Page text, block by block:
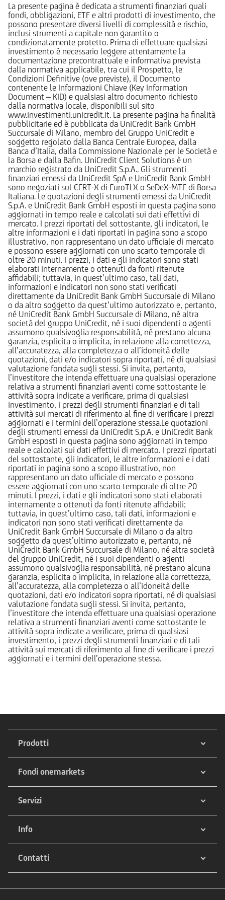
La presente pagina è dedicata a strumenti finanziari quali
fondi, obbligazioni, ETF e altri prodotti di investimento, che
possono presentare diversi livelli di complessità e rischio,
inclusi strumenti a capitale non garantito o
condizionatamente protetto. Prima di effettuare qualsiasi
investimento è necessario leggere attentamente la
documentazione precontrattuale e informativa prevista
dalla normativa applicabile, tra cui il Prospetto, le
Condizioni Definitive (ove previste), il Documento
contenente le Informazioni Chiave (Key Information
Document – KID) e qualsiasi altro documento richiesto
dalla normativa locale, disponibili sul sito
www.investimenti.unicredit.it. La presente pagina ha finalità
pubblicitarie ed è pubblicata da UniCredit Bank GmbH
Succursale di Milano, membro del Gruppo UniCredit e
soggetto regolato dalla Banca Centrale Europea, dalla
Banca d’Italia, dalla Commissione Nazionale per le Società e
la Borsa e dalla Bafin. UniCredit Client Solutions è un
marchio registrato da UniCredit S.p.A.. Gli strumenti
finanziari emessi da UniCredit SpA e UniCredit Bank GmbH
sono negoziati sul CERT-X di EuroTLX o SeDeX-MTF di Borsa
Italiana. Le quotazioni degli strumenti emessi da UniCredit
S.p.A. e UniCredit Bank GmbH esposti in questa pagina sono
aggiornati in tempo reale e calcolati sui dati effettivi di
mercato. I prezzi riportati del sottostante, gli indicatori, le
altre informazioni e i dati riportati in pagina sono a scopo
illustrativo, non rappresentano un dato ufficiale di mercato
e possono essere aggiornati con uno scarto temporale di
oltre 20 minuti. I prezzi, i dati e gli indicatori sono stati
elaborati internamente o ottenuti da fonti ritenute
affidabili; tuttavia, in quest’ultimo caso, tali dati,
informazioni e indicatori non sono stati verificati
direttamente da UniCredit Bank GmbH Succursale di Milano
o da altro soggetto da quest’ultimo autorizzato e, pertanto,
né UniCredit Bank GmbH Succursale di Milano, né altra
società del gruppo UniCredit, né i suoi dipendenti o agenti
assumono qualsivoglia responsabilità, né prestano alcuna
garanzia, esplicita o implicita, in relazione alla correttezza,
all’accuratezza, alla completezza o all’idoneità delle
quotazioni, dati e/o indicatori sopra riportati, né di qualsiasi
valutazione fondata sugli stessi. Si invita, pertanto,
l’investitore che intenda effettuare una qualsiasi operazione
relativa a strumenti finanziari aventi come sottostante le
attività sopra indicate a verificare, prima di qualsiasi
investimento, i prezzi degli strumenti finanziari e di tali
attività sui mercati di riferimento al fine di verificare i prezzi
aggiornati e i termini dell’operazione stessa.Le quotazioni
degli strumenti emessi da UniCredit S.p.A. e UniCredit Bank
GmbH esposti in questa pagina sono aggiornati in tempo
reale e calcolati sui dati effettivi di mercato. I prezzi riportati
del sottostante, gli indicatori, le altre informazioni e i dati
riportati in pagina sono a scopo illustrativo, non
rappresentano un dato ufficiale di mercato e possono
essere aggiornati con uno scarto temporale di oltre 20
minuti. I prezzi, i dati e gli indicatori sono stati elaborati
internamente o ottenuti da fonti ritenute affidabili;
tuttavia, in quest’ultimo caso, tali dati, informazioni e
indicatori non sono stati verificati direttamente da
UniCredit Bank GmbH Succursale di Milano o da altro
soggetto da quest’ultimo autorizzato e, pertanto, né
UniCredit Bank GmbH Succursale di Milano, né altra società
del gruppo UniCredit, né i suoi dipendenti o agenti
assumono qualsivoglia responsabilità, né prestano alcuna
garanzia, esplicita o implicita, in relazione alla correttezza,
all’accuratezza, alla completezza o all’idoneità delle
quotazioni, dati e/o indicatori sopra riportati, né di qualsiasi
valutazione fondata sugli stessi. Si invita, pertanto,
l’investitore che intenda effettuare una qualsiasi operazione
relativa a strumenti finanziari aventi come sottostante le
attività sopra indicate a verificare, prima di qualsiasi
investimento, i prezzi degli strumenti finanziari e di tali
attività sui mercati di riferimento al fine di verificare i prezzi
aggiornati e i termini dell’operazione stessa.
Prodotti
Fondi onemarkets
Servizi
Info
Contatti